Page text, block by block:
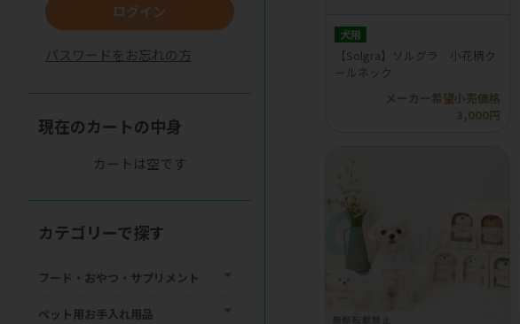
犬用
【Solgra】ソルグラ 小花柄ク
ールネック
メーカー希望小売価格
3,000円
ログイン
パスワードをお忘れの方
現在のカートの中身
カートは空です
カテゴリーで探す
フード・おやつ・サプリメント
ペット用お手入れ用品